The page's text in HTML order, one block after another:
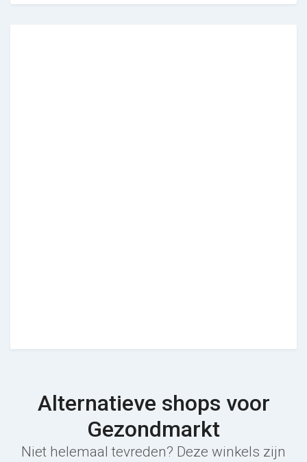
Alternatieve shops voor
Gezondmarkt
Niet helemaal tevreden? Deze winkels zijn